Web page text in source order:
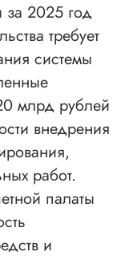
за 2025 год
требует
системы
млрд рублей
внедрения
работ.
палаты
и